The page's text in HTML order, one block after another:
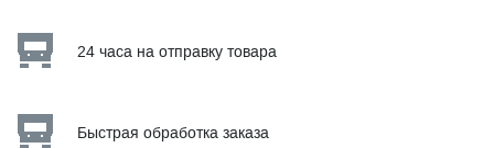
24 часа на отправку товара
Быстрая обработка заказа